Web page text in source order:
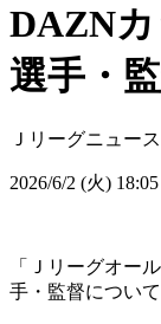
DAZN
選手・
Ｊリーグニュース
2026/6/2 (火) 18:05
「Ｊリーグオー
手・監督について